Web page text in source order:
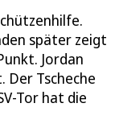
später zeigt
Jordan
Der Tscheche
Tor hat die